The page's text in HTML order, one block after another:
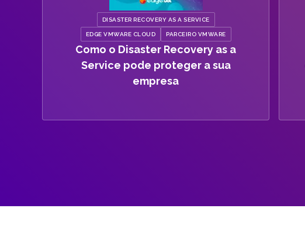
DISASTER RECOVERY AS A SERVICE
EDGE VMWARE CLOUD PARCEIRO VMWARE
Como o Disaster Recovery as a
Service pode proteger a sua
empresa